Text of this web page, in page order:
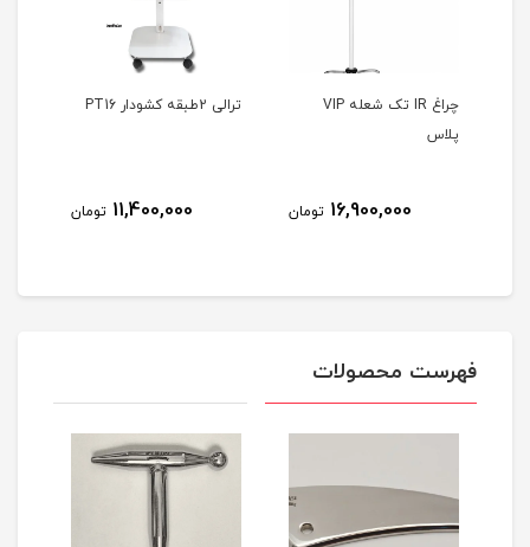
چراغ IR تک شعله VIP
پلاس
16,900,000 تومان
ترالی 2طبقه کشودار PT16
11,400,000 تومان
فهرست محصولات